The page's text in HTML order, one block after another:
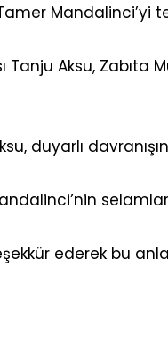
Mandalinci’yi
Tanju Aksu, Zabıta
duyarlı
ederek bu